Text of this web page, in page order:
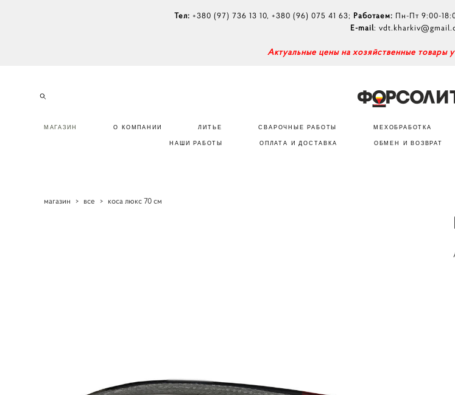
Тел: +380 (97) 736 13 10, +380 (96) 075 41 63; Работаем: Пн-Пт 9:00-
E-mail:
Актуальные цены на хозяйственные товары
МАГАЗИН О КОМПАНИИ ЛИТЬЕ СВАРОЧНЫЕ РАБОТЫ МЕХОБРАБОТКА
НАШИ РАБОТЫ ОПЛАТА И ДОСТАВКА ОБМЕН И ВОЗВРАТ
магазин > все > коса люкс 70 см